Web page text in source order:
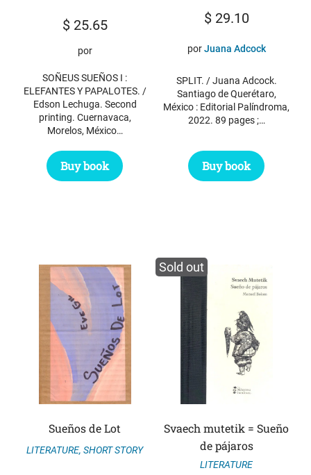
$25.65
por
SOÑEUS SUEÑOS I :
ELEFANTES Y PAPALOTES. /
Edson Lechuga. Second
printing. Cuernavaca,
Morelos, México…
Buy book
$29.10
porJuana Adcock
SPLIT. / Juana Adcock.
Santiago de Querétaro,
México : Editorial Palíndroma,
2022. 89 pages ;…
Buy book
Sueños de Lot
LITERATURE, SHORT STORY
Sold out
Svaech mutetik = Sueño
de pájaros
LITERATURE